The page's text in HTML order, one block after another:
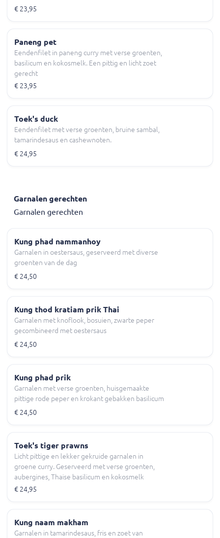
€ 23,95
Paneng pet
Eendenfilet in paneng curry met verse groenten,
basilicum en kokosmelk. Een pittig en licht zoet
gerecht
€ 23,95
Toek's duck
Eendenfilet met verse groenten, bruine sambal,
tamarindesaus en cashewnoten.
€ 24,95
Garnalen gerechten
Garnalen gerechten
Kung phad nammanhoy
Garnalen in oestersaus, geserveerd met diverse
groenten van de dag
€ 24,50
Kung thod kratiam prik Thai
Garnalen met knoflook, bosuien, zwarte peper
gecombineerd met oestersaus
€ 24,50
Kung phad prik
Garnalen met verse groenten, huisgemaakte
pittige rode peper en krokant gebakken basilicum
€ 24,50
Toek's tiger prawns
Licht pittige en lekker gekruide garnalen in
groene curry. Geserveerd met verse groenten,
aubergines, Thaise basilicum en kokosmelk
€ 24,95
Kung naam makham
Garnalen in tamarindesaus, fris en zoet van